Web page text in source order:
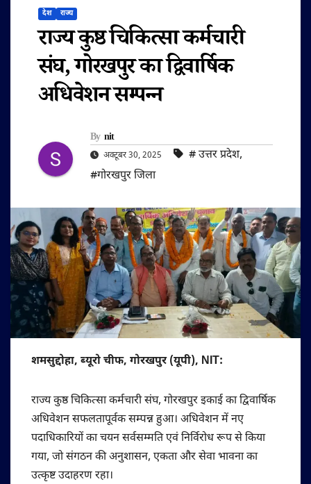
देश राज्य
राज्य कुष्ठ चिकित्सा कर्मचारी
संघ, गोरखपुर का द्विवार्षिक
अधिवेशन सम्पन्न
By nit
अक्टूबर 30, 2025 #‌ उत्तर प्रदेश,
#गोरखपुर जिला
शमसुद्दोहा, ब्यूरो चीफ, गोरखपुर (यूपी), NIT:
राज्य कुष्ठ चिकित्सा कर्मचारी संघ, गोरखपुर इकाई का द्विवार्षिक
अधिवेशन सफलतापूर्वक सम्पन्न हुआ। अधिवेशन में नए
पदाधिकारियों का चयन सर्वसम्मति एवं निर्विरोध रूप से किया
गया, जो संगठन की अनुशासन, एकता और सेवा भावना का
उत्कृष्ट उदाहरण रहा।